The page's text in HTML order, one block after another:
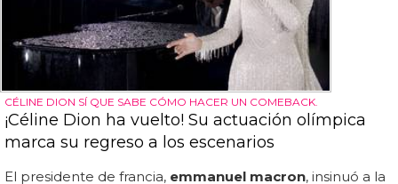
CÉLINE DION SÍ QUE SABE CÓMO HACER UN COMEBACK.
¡Céline Dion ha vuelto! Su actuación olímpica
marca su regreso a los escenarios
El presidente de francia, emmanuel macron, insinuó a la